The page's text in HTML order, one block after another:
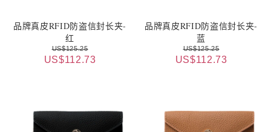
品牌真皮RFID防盗信封长夹-
红
US$125.25
US$112.73
品牌真皮RFID防盗信封长夹-
蓝
US$125.25
US$112.73